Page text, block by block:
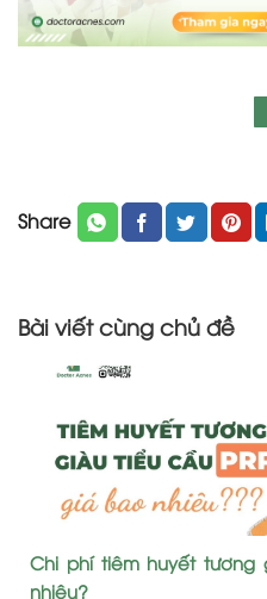
Share
Bài viết cùng chủ đề
Chi phí tiêm huyết tương
nhiêu?